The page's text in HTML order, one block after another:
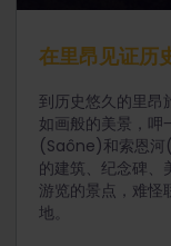
在里昂见证历
到历史悠久的里昂
如画般的美景，呷
(Saône)和索恩河
的建筑、纪念碑、
游览的景点，难怪
地。